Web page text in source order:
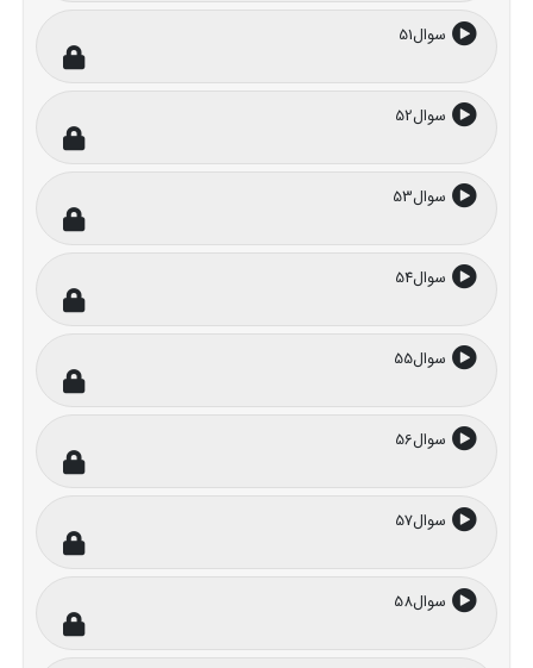
سوال51
سوال52
سوال53
سوال54
سوال55
سوال56
سوال57
سوال58